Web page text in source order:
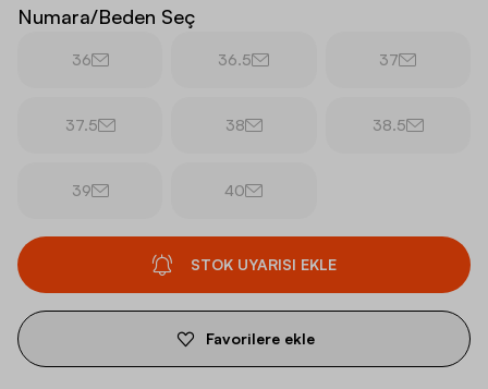
Numara/Beden Seç
36 36.5 37
37.5 38 38.5
39 40
STOK UYARISI EKLE
Favorilere ekle